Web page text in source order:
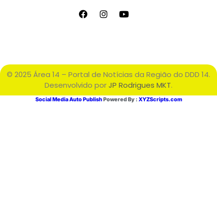
© 2025 Área 14 – Portal de Notícias da Região do DDD 14.
Desenvolvido porJP Rodrigues MKT.
Social Media Auto PublishPowered By : XYZScripts.com